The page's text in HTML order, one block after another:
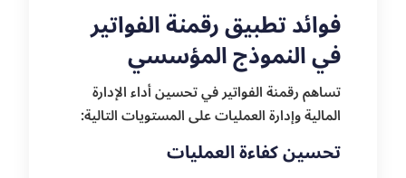
فوائد تطبيق رقمنة الفواتير
في النموذج المؤسسي
تساهم رقمنة الفواتير في تحسين أداء الإدارة
المالية وإدارة العمليات على المستويات التالية:
تحسين كفاءة العمليات